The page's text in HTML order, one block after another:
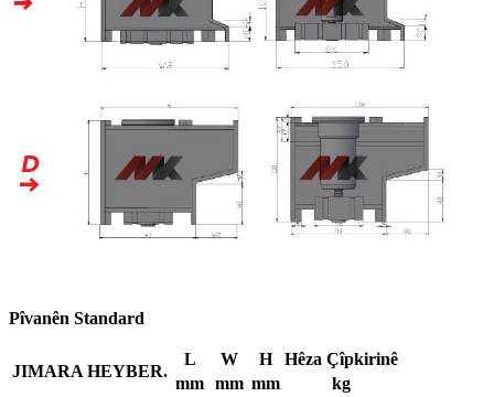
Pîvanên Standard
JIMARA HEYBER.
L W H
Hêza Çîpkirinê
mm mm mm
kg